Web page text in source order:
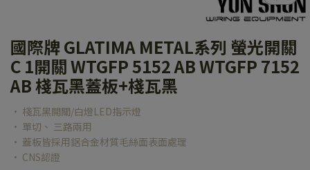
國際牌 GLATIMA METAL系列 螢光開關
C 1開關 WTGFP 5152 AB WTGFP 7152
AB 棧瓦黑蓋板+棧瓦黑
• 棧瓦黑開關/白燈LED指示燈
• 單切、 三路兩用
• 蓋板皆採用鋁合金材質毛絲面表面處理
• CNS認證